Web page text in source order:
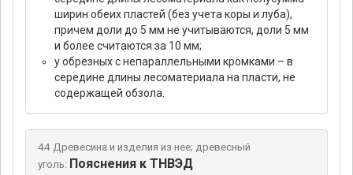
ширин обеих пластей (без учета коры и луба),
причем доли до 5 мм не учитываются, доли 5 мм
и более считаются за 10 мм;
у обрезных с непараллельными кромками – в
середине длины лесоматериала на пласти, не
содержащей обзола.
44 Древесина и изделия из нее; древесный
уголь: Пояснения к ТНВЭД